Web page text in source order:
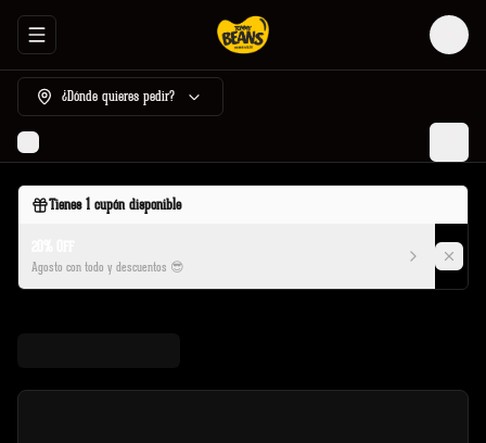
Abrir menu de navegación Login
¿Dónde quieres pedir?
Tienes1 cupón disponible
Agosto con todo y descuentos 😎